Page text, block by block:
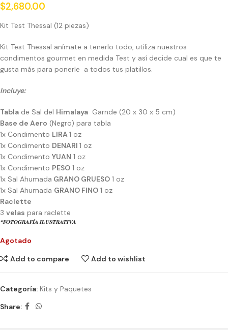
$2,680.00
Kit Test Thessal (12 piezas)
Kit Test Thessal anímate a tenerlo todo, utiliza nuestros
condimentos gourmet en medida Test y así decide cual es que te
gusta más para ponerle a todos tus platillos.
Incluye:
Tabla de Sal del Himalaya Garnde (20 x 30 x 5 cm)
Base de Aero (Negro) para tabla
1x Condimento LIRA1 oz
1x Condimento DENARI 1 oz
1x Condimento YUAN 1 oz
1x Condimento PESO 1 oz
1x Sal Ahumada GRANO GRUESO 1 oz
1x Sal Ahumada GRANO FINO 1 oz
Raclette
3 velas para raclette
*FOTOGRAFÍA ILUSTRATIVA
Agotado
Add to compare
Add to wishlist
Categoría: Kits y Paquetes
Share: